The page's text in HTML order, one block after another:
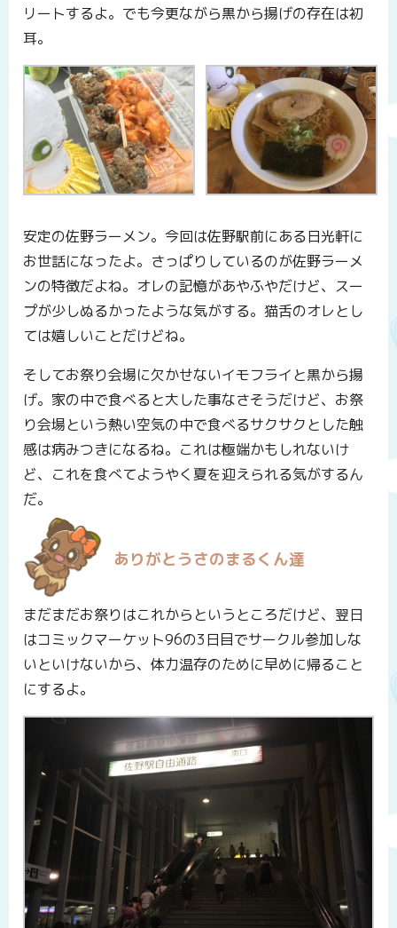
リートするよ。でも今更ながら黒から揚げの存在は初
耳。
安定の佐野ラーメン。今回は佐野駅前にある日光軒に
お世話になったよ。さっぱりしているのが佐野ラーメ
ンの特徴だよね。オレの記憶があやふやだけど、スー
プが少しぬるかったような気がする。猫舌のオレとし
ては嬉しいことだけどね。
そしてお祭り会場に欠かせないイモフライと黒から揚
げ。家の中で食べると大した事なさそうだけど、お祭
り会場という熱い空気の中で食べるサクサクとした触
感は病みつきになるね。これは極端かもしれないけ
ど、これを食べてようやく夏を迎えられる気がするん
だ。
ありがとうさのまるくん達
まだまだお祭りはこれからというところだけど、翌日
はコミックマーケット96の3日目でサークル参加しな
いといけないから、体力温存のために早めに帰ること
にするよ。